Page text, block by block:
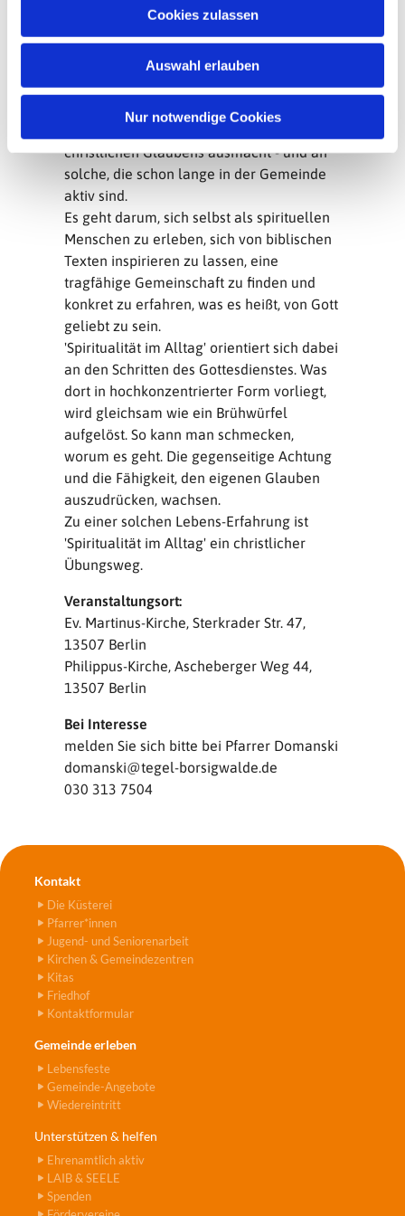
Cookies zulassen
Auswahl erlauben
Nur notwendige Cookies
Aber die Erfahrungen wirken weiter.
Das Projekt
'Spiritualität im Alltag' richtet sich an
Menschen, die bisher wenig
Berührungspunkte mit der Kirche hatten,
aber wissen möchten, was die Kraft des
christlichen Glaubens ausmacht - und an
solche, die schon lange in der Gemeinde
aktiv sind.
Es geht darum, sich selbst als spirituellen
Menschen zu erleben, sich von biblischen
Texten inspirieren zu lassen, eine
tragfähige Gemeinschaft zu finden und
konkret zu erfahren, was es heißt, von Gott
geliebt zu sein.
'Spiritualität im Alltag' orientiert sich dabei
an den Schritten des Gottesdienstes. Was
dort in hochkonzentrierter Form vorliegt,
wird gleichsam wie ein Brühwürfel
aufgelöst. So kann man schmecken,
worum es geht. Die gegenseitige Achtung
und die Fähigkeit, den eigenen Glauben
auszudrücken, wachsen.
Zu einer solchen Lebens-Erfahrung ist
'Spiritualität im Alltag' ein christlicher
Übungsweg.
Veranstaltungsort:
Ev. Martinus-Kirche, Sterkrader Str. 47,
13507 Berlin
Philippus-Kirche, Ascheberger Weg 44,
13507 Berlin
Bei Interesse
melden Sie sich bitte bei Pfarrer Domanski
domanski@tegel-borsigwalde.de
030 313 7504
Kontakt
Die Küsterei
Pfarrer*innen
Jugend- und Seniorenarbeit
Kirchen & Gemeindezentren
Kitas
Friedhof
Kontaktformular
Gemeinde erleben
Lebensfeste
Gemeinde-Angebote
Wiedereintritt
Unterstützen & helfen
Ehrenamtlich aktiv
LAIB & SEELE
Spenden